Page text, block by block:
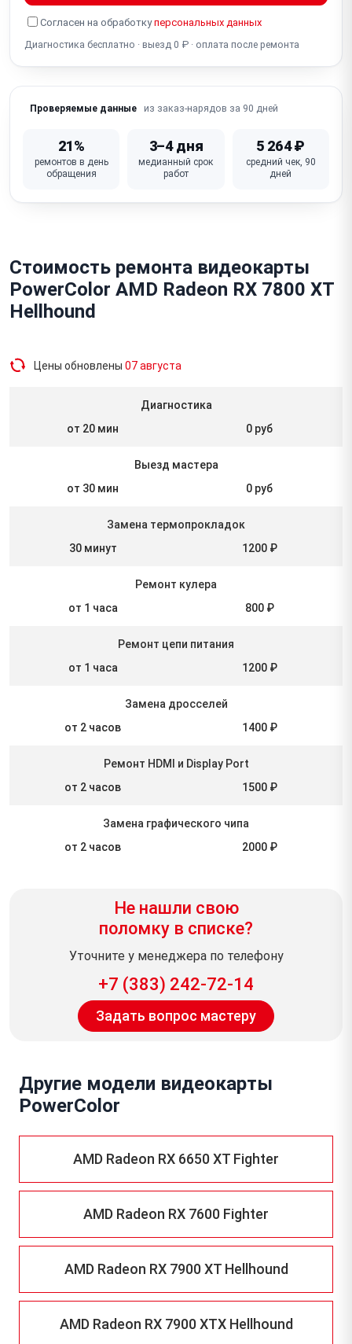
16-pin)
Неисправна VRM / фаза питания (нестабильность,
не включается)
включается, нет изображения)
Повреждён / деформирован радиатор / кулер (от
падения)
(надлом платы)
Согласен на обработкуперсональных данных
Диагностика бесплатно · выезд 0 ₽ · оплата после ремонта
Проверяемые данные из заказ-нарядов за 90 дней
21%
ремонтов в день
обращения
3–4 дня
медианный срок
работ
5 264 ₽
средний чек, 90
дней
Стоимость ремонта видеокарты
PowerColor AMD Radeon RX 7800 XT
Hellhound
Цены обновлены 07 августа
Диагностика
от 20 мин
0 руб
Выезд мастера
от 30 мин
0 руб
Замена термопрокладок
30 минут
1200 ₽
Ремонт кулера
от 1 часа
800 ₽
Ремонт цепи питания
от 1 часа
1200 ₽
Замена дросселей
от 2 часов
1400 ₽
Ремонт HDMI и Display Port
от 2 часов
1500 ₽
Замена графического чипа
от 2 часов
2000 ₽
Не нашли свою
поломку в списке?
Уточните у менеджера по телефону
+7 (383) 242-72-14
Задать вопрос мастеру
Другие модели видеокарты
PowerColor
AMD Radeon RX 6650 XT Fighter
AMD Radeon RX 7600 Fighter
AMD Radeon RX 7900 XT Hellhound
AMD Radeon RX 7900 XTX Hellhound